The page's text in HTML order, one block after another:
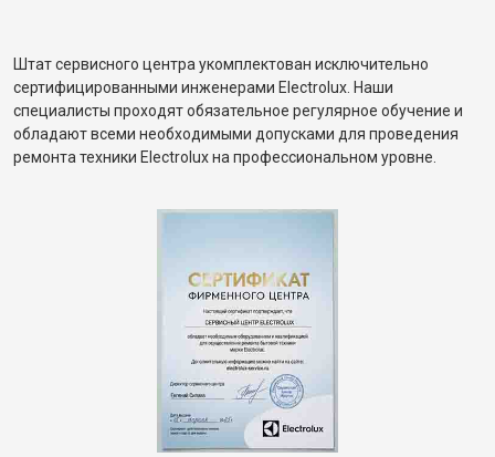
Штат сервисного центра укомплектован исключительно
сертифицированными инженерами Electrolux. Наши
специалисты проходят обязательное регулярное обучение и
обладают всеми необходимыми допусками для проведения
ремонта техники Electrolux на профессиональном уровне.